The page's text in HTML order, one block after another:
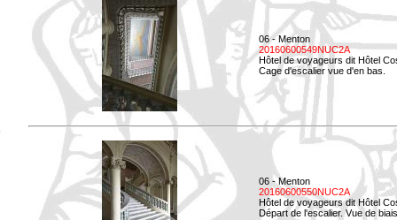
06 - Menton
20160600549NUC2A
Hôtel de voyageurs dit Hôtel
Cage d'escalier vue d'en bas.
06 - Menton
20160600550NUC2A
Hôtel de voyageurs dit Hôtel
Départ de l'escalier. Vue de